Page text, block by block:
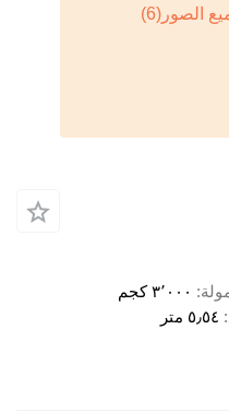
٣٬٠٠٠ كجم
٥٫٥٤ متر